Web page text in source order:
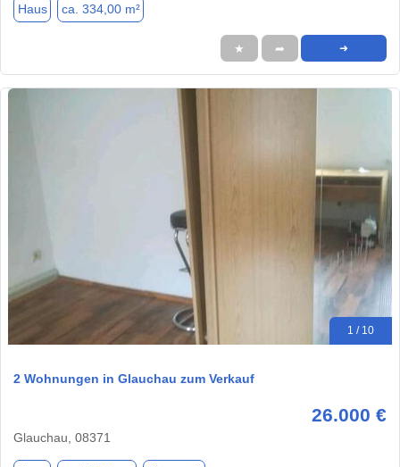
Haus ca. 334,00 m²
★ ➦ ➜
1 / 10
2 Wohnungen in Glauchau zum Verkauf
26.000 €
Glauchau, 08371